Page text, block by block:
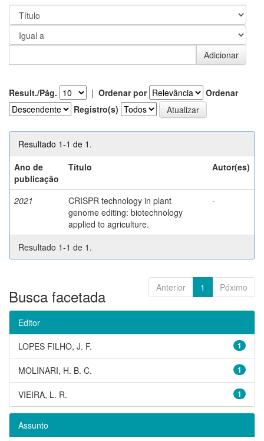
Result./Pág. | Ordenar por
Ordenar
Registro(s)
Resultado 1-1 de 1.
Ano de
publicação
Título Autor(es)
2021
CRISPR technology in plant
genome editing: biotechnology
applied to agriculture.
-
Resultado 1-1 de 1.
Anterior 1 Póximo
Busca facetada
Editor
1
LOPES FILHO, J. F.
1
MOLINARI, H. B. C.
1
VIEIRA, L. R.
Assunto